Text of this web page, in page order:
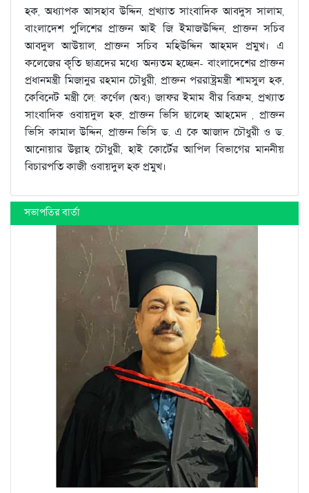
হক, অধ্যাপক আসহাব উদ্দিন, প্রখ্যাত সাংবাদিক আবদুস সালাম,
বাংলাদেশ পুলিশের প্রাক্তন আই জি ইমাজউদ্দিন, প্রাক্তন সচিব
আবদুল আউয়াল, প্রাক্তন সচিব মহিউদ্দিন আহমদ প্রমুখ। এ
কলেজের কৃতি ছাত্রদের মধ্যে অন্যতম হচ্ছেন- বাংলাদেশের প্রাক্তন
প্রধানমন্ত্রী মিজানুর রহমান চৌধুরী, প্রাক্তন পররাষ্ট্রমন্ত্রী শামসুল হক,
কেবিনেট মন্ত্রী লে: কর্ণেল (অব:) জাফর ইমাম বীর বিক্রম, প্রখ্যাত
সাংবাদিক ওবায়দুল হক, প্রাক্তন ভিসি ছালেহ আহমেদ , প্রাক্তন
ভিসি কামাল উদ্দিন, প্রাক্তন ভিসি ড. এ কে আজাদ চৌধুরী ও ড.
আনোয়ার উল্লাহ চৌধুরী, হাই কোর্টের আপিল বিভাগের মাননীয়
বিচারপতি কাজী ওবায়দুল হক প্রমুখ।
সভাপতির বার্তা